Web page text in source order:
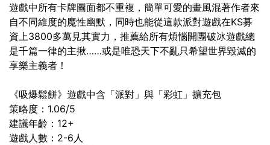
遊戲中所有卡牌圖面都不重複，簡單可愛的畫風混著作者來
自不同維度的魔性幽默，同時也能從這款派對遊戲在KS募
資上3800多萬見其實力，推薦給所有煩惱開團破冰遊戲總
是千篇一律的主揪……或是唯恐天下不亂只希望世界毀滅的
享樂主義者！
《吸爆鬆餅》遊戲中含「派對」與「彩虹」擴充包
策略度：1.06/5
建議年齡：12+
遊戲人數：2-6人